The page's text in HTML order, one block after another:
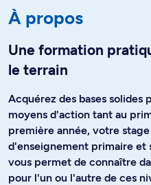
À propos
Une formation
le terrain
Acquérez des bases
moyens d'action tant au
première année, votre
d'enseignement primaire et
vous permet de connaître
pour l'un ou l'autre de ces